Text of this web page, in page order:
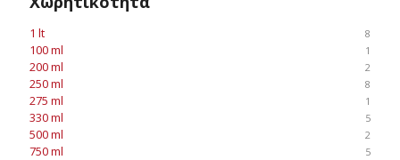
1 lt 8
100 ml 1
200 ml 2
250 ml 8
275 ml 1
330 ml 5
500 ml 2
750 ml 5